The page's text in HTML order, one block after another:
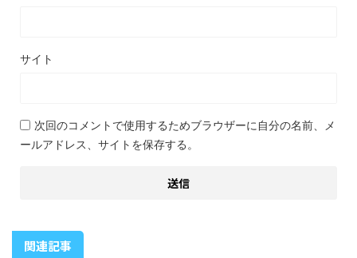
サイト
次回のコメントで使用するためブラウザーに自分の名前、メ
ールアドレス、サイトを保存する。
関連記事